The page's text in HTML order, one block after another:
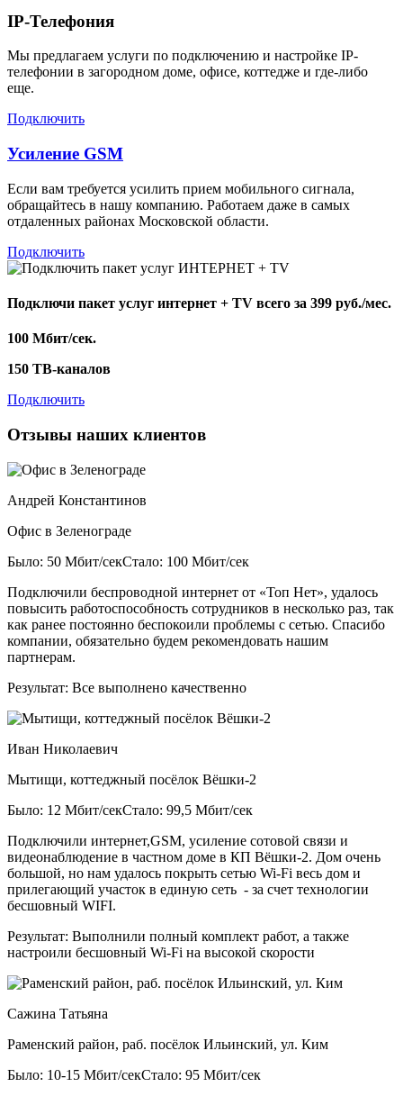
IP-Телефония
Мы предлагаем услуги по подключению и настройке IP-
телефонии в загородном доме, офисе, коттедже и где-либо
еще.
Подключить
Усиление GSM
Если вам требуется усилить прием мобильного сигнала,
обращайтесь в нашу компанию. Работаем даже в самых
отдаленных районах Московской области.
Подключить
Подключи пакет услуг интернет + TV всего за 399 руб./мес.
100 Мбит/сек.
150 ТВ-каналов
Подключить
Отзывы наших клиентов
Андрей Константинов
Офис в Зеленограде
Было: 50 Мбит/секСтало: 100 Мбит/сек
Подключили беспроводной интернет от «Топ Нет», удалось
повысить работоспособность сотрудников в несколько раз, так
как ранее постоянно беспокоили проблемы с сетью. Спасибо
компании, обязательно будем рекомендовать нашим
партнерам.
Результат: Все выполнено качественно
Иван Николаевич
Мытищи, коттеджный посёлок Вёшки-2
Было: 12 Мбит/секСтало: 99,5 Мбит/сек
Подключили интернет,GSM, усиление сотовой связи и
видеонаблюдение в частном доме в КП Вёшки-2. Дом очень
большой, но нам удалось покрыть сетью Wi-Fi весь дом и
прилегающий участок в единую сеть - за счет технологии
бесшовный WIFI.
Результат: Выполнили полный комплект работ, а также
настроили бесшовный Wi-Fi на высокой скорости
Сажина Татьяна
Раменский район, раб. посёлок Ильинский, ул. Ким
Было: 10-15 Мбит/секСтало: 95 Мбит/сек